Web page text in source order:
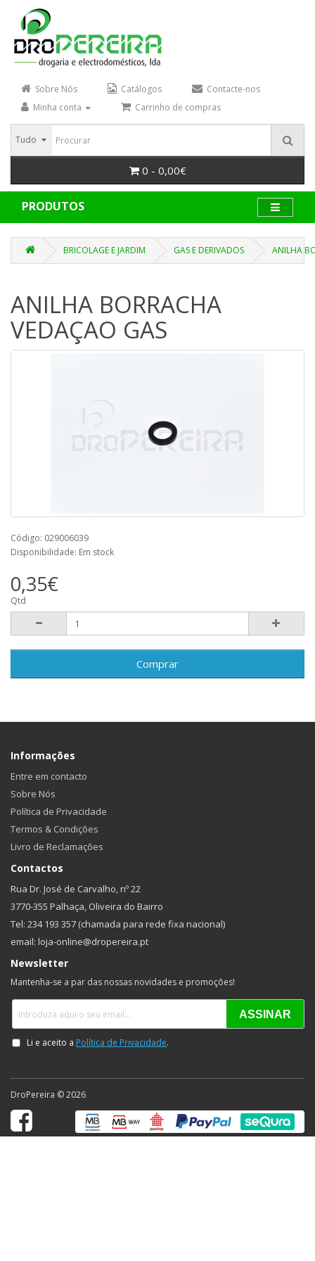
Sobre Nós Catálogos
Contacte-nos
Minha conta
Carrinho de compras
Tudo
0 - 0,00€
PRODUTOS
BRICOLAGE E JARDIM GAS E DERIVADOS ANILHA
ANILHA BORRACHA
VEDAÇAO GAS
Código: 029006039
Disponibilidade: Em stock
0,35€
Qtd
Comprar
Informações
Entre em contacto
Sobre Nós
Política de Privacidade
Termos & Condições
Livro de Reclamações
Contactos
Rua Dr. José de Carvalho, nº 22
3770-355 Palhaça, Oliveira do Bairro
Tel: 234 193 357 (chamada para rede fixa nacional)
email: loja-online@dropereira.pt
Newsletter
Mantenha-se a par das nossas novidades e promoções!
DroPereira © 2026